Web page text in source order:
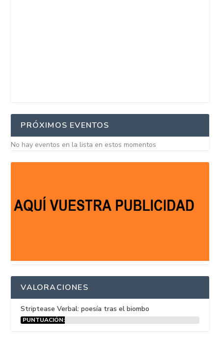
PRÓXIMOS EVENTOS
No hay eventos en la lista en estos momentos
VALORACIONES
Striptease Verbal: poesía tras el biombo
PUNTUACIÓN: